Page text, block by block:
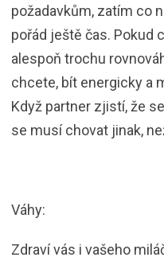
požadavkům, zatím co
pořád ještě čas. Pokud
alespoň trochu
chcete, bít energicky a
Když partner zjistí, že
se musí chovat jinak,
Váhy:
Zdraví vás i vašeho